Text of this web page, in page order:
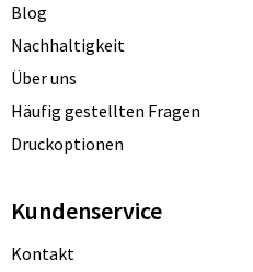
Blog
Nachhaltigkeit
Über uns
Häufig gestellten Fragen
Druckoptionen
Kundenservice
Kontakt